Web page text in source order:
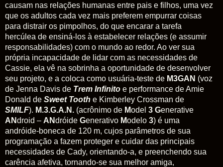
causam nas relações humanas entre pais e filhos, uma vez
que os adultos cada vez mais preferem empurrar coisas
para distrair os pimpolhos, do que encarar a tarefa
hercúlea de ensiná-los à estabelecer relações (e assumir
responsabilidades) com o mundo ao redor. Ao ver sua
própria incapacidade de lidar com as necessidades de
Cassie, ela vê na sobrinha a oportunidade de desenvolver
seu projeto, e a coloca como usuária-teste de M3GAN (voz
de Jenna Davis de Trem Infinito e performance de Amie
Donald de Sweet Tooth e Kimberley Crossman de
SMILF). M.3.G.A.N. (acrônimo de Model 3 Generative
ANdroid – ANdróide Generativo Modelo 3) é uma
andróide-boneca de 120 m, cujos parâmetros de sua
programação a fazem proteger e cuidar das principais
necessidades de Cady, orientando-a, e preenchendo sua
carência afetiva, tornando-se sua melhor amiga,